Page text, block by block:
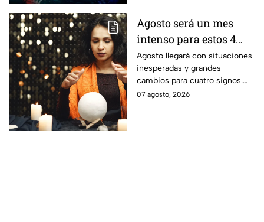
Agosto será un mes
intenso para estos 4
signos del zodiaco
Agosto llegará con situaciones
inesperadas y grandes
cambios para cuatro signos.
Aunque el mes será intenso,
07 agosto, 2026